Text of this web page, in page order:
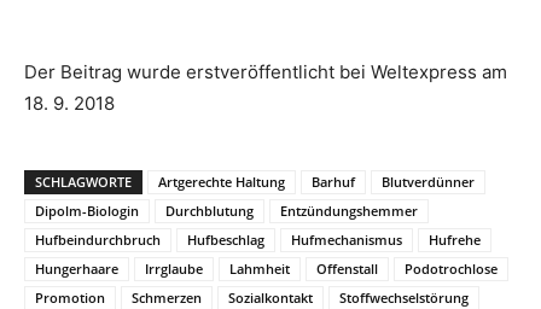
Der Beitrag wurde erstveröffentlicht bei Weltexpress am
18. 9. 2018
SCHLAGWORTE Artgerechte Haltung Barhuf
Blutverdünner
Dipolm-Biologin
Durchblutung
Entzündungshemmer
Hufbeindurchbruch
Hufbeschlag Hufmechanismus
Hufrehe
Hungerhaare
Irrglaube Lahmheit Offenstall
Podotrochlose
Promotion
Schmerzen Sozialkontakt
Stoffwechselstörung